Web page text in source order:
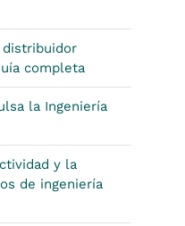
distribuidor
completa
la Ingeniería
y la
de ingeniería